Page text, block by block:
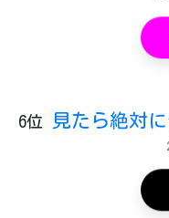
6位 見たら絶対